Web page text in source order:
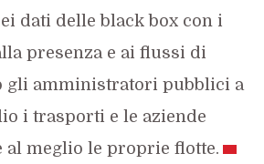
dati delle black box con i
presenza e ai flussi di
gli amministratori pubblici a
i trasporti e le aziende
al meglio le proprie flotte.